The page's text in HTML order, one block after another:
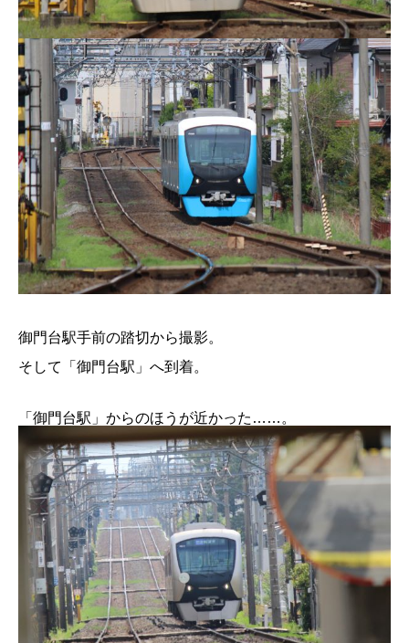
御門台駅手前の踏切から撮影。
そして「御門台駅」へ到着。
「御門台駅」からのほうが近かった……。